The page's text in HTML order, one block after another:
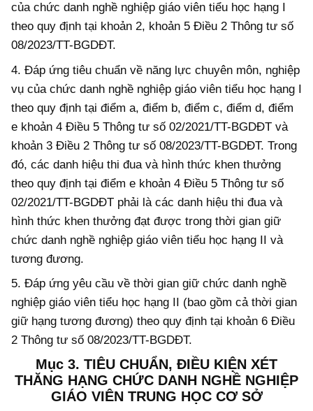
của chức danh nghề nghiệp giáo viên tiểu học hạng I
theo quy định tại khoản 2, khoản 5 Điều 2 Thông tư số
08/2023/TT-BGDĐT.
4. Đáp ứng tiêu chuẩn về năng lực chuyên môn, nghiệp
vụ của chức danh nghề nghiệp giáo viên tiểu học hạng I
theo quy định tại điểm a, điểm b, điểm c, điểm d, điểm
e khoản 4 Điều 5 Thông tư số 02/2021/TT-BGDĐT và
khoản 3 Điều 2 Thông tư số 08/2023/TT-BGDĐT. Trong
đó, các danh hiệu thi đua và hình thức khen thưởng
theo quy định tại điểm e khoản 4 Điều 5 Thông tư số
02/2021/TT-BGDĐT phải là các danh hiệu thi đua và
hình thức khen thưởng đạt được trong thời gian giữ
chức danh nghề nghiệp giáo viên tiểu học hạng II và
tương đương.
5. Đáp ứng yêu cầu về thời gian giữ chức danh nghề
nghiệp giáo viên tiểu học hạng II (bao gồm cả thời gian
giữ hạng tương đương) theo quy định tại khoản 6 Điều
2 Thông tư số 08/2023/TT-BGDĐT.
Mục 3. TIÊU CHUẨN, ĐIỀU KIỆN XÉT
THĂNG HẠNG CHỨC DANH NGHỀ NGHIỆP
GIÁO VIÊN TRUNG HỌC CƠ SỞ